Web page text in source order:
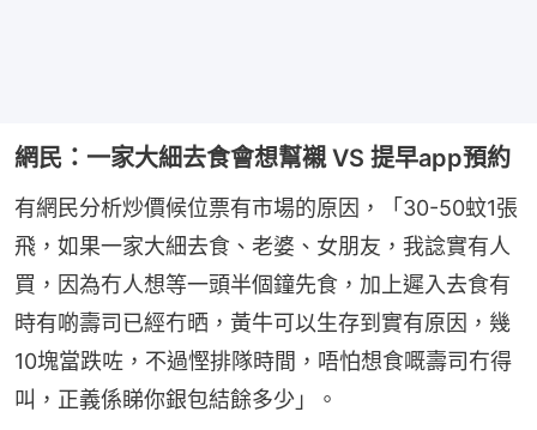
網民：一家大細去食會想幫襯 VS 提早app預約
有網民分析炒價候位票有市場的原因，「30-50蚊1張
飛，如果一家大細去食、老婆、女朋友，我諗實有人
買，因為冇人想等一頭半個鐘先食，加上遲入去食有
時有啲壽司已經冇晒，黃牛可以生存到實有原因，幾
10塊當跌咗，不過慳排隊時間，唔怕想食嘅壽司冇得
叫，正義係睇你銀包結餘多少」。